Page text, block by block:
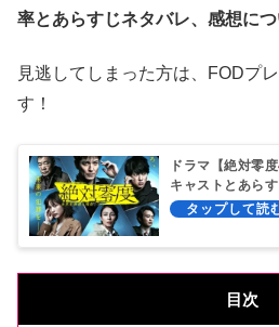
率とあらすじネタバレ、感想につ
見逃してしまった方は、FODプ
す！
ドラマ【絶対零
キャストとあら
る？
目次